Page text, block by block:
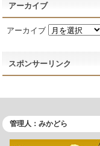
アーカイブ
アーカイブ
スポンサーリンク
管理人：みかどら